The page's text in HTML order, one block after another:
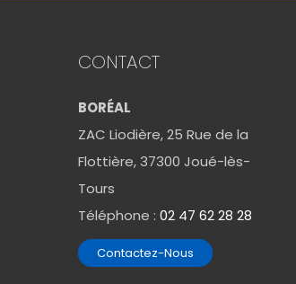
CONTACT
BORÉAL
ZAC Liodière, 25 Rue de la
Flottière, 37300 Joué-lès-
Tours
Téléphone : 02 47 62 28 28
Contactez-Nous